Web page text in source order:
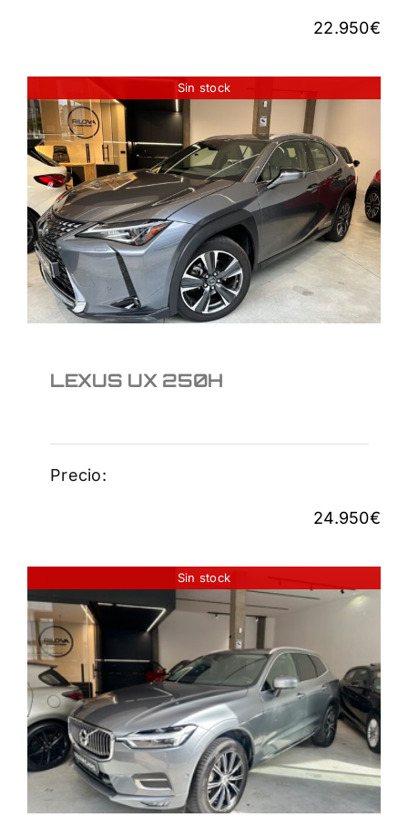
22.950€
Sin stock
LEXUS UX 250H
24.950€
LEXUS UX 250H
Precio:
24.950€
Sin stock
VOLVO XC60 2.0D B4D
AWD INSCRIPTION
28.950€